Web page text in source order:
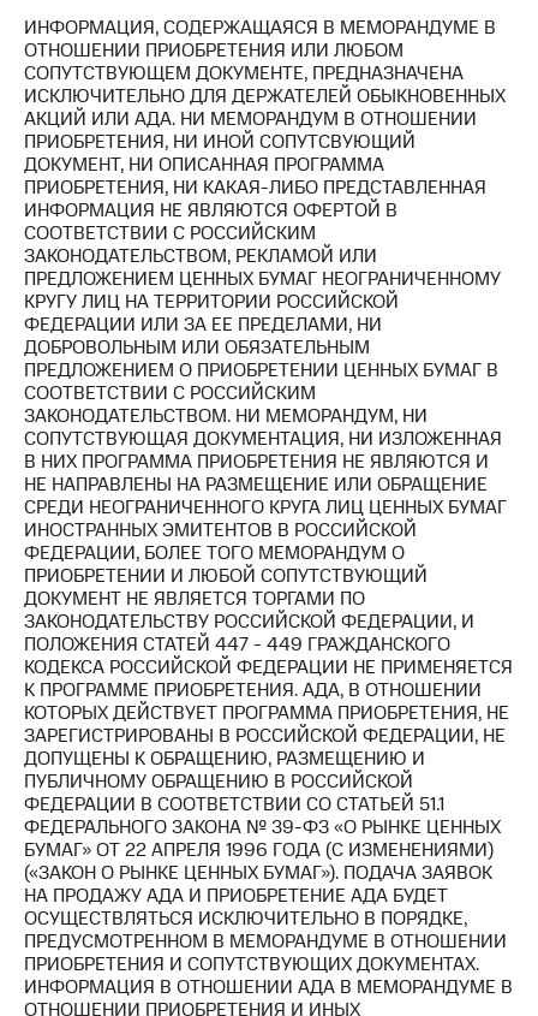
Интервью
Финансовая
отчетность
Контакты
Новости
в
регионе
и акционерам
Корпоративное
управление
Корпоративный
секретарь
Раскрытие
информации
Информация
акционерам
Документы
ПАО
"МТС"
Собрания
акционеров
Личный
кабинет
акционера
Акционерный
капитал
Контроль
и
аудит
Рынок
акций
Описание
Программа
приобретения
Порядок
выкупа
акций
Дивиденды
ИНФОРМАЦИЯ, СОДЕРЖАЩАЯСЯ В МЕМОРАНДУМЕ В
ОТНОШЕНИИ ПРИОБРЕТЕНИЯ ИЛИ ЛЮБОМ
СОПУТСТВУЮЩЕМ ДОКУМЕНТЕ, ПРЕДНАЗНАЧЕНА
ИСКЛЮЧИТЕЛЬНО ДЛЯ ДЕРЖАТЕЛЕЙ ОБЫКНОВЕННЫХ
АКЦИЙ ИЛИ АДА. НИ МЕМОРАНДУМ В ОТНОШЕНИИ
ПРИОБРЕТЕНИЯ, НИ ИНОЙ СОПУТСВУЮЩИЙ
ДОКУМЕНТ, НИ ОПИСАННАЯ ПРОГРАММА
ПРИОБРЕТЕНИЯ, НИ КАКАЯ-ЛИБО ПРЕДСТАВЛЕННАЯ
ИНФОРМАЦИЯ НЕ ЯВЛЯЮТСЯ ОФЕРТОЙ В
СООТВЕТСТВИИ С РОССИЙСКИМ
ЗАКОНОДАТЕЛЬСТВОМ, РЕКЛАМОЙ ИЛИ
ПРЕДЛОЖЕНИЕМ ЦЕННЫХ БУМАГ НЕОГРАНИЧЕННОМУ
КРУГУ ЛИЦ НА ТЕРРИТОРИИ РОССИЙСКОЙ
ФЕДЕРАЦИИ ИЛИ ЗА ЕЕ ПРЕДЕЛАМИ, НИ
ДОБРОВОЛЬНЫМ ИЛИ ОБЯЗАТЕЛЬНЫМ
ПРЕДЛОЖЕНИЕМ О ПРИОБРЕТЕНИИ ЦЕННЫХ БУМАГ В
СООТВЕТСТВИИ С РОССИЙСКИМ
ЗАКОНОДАТЕЛЬСТВОМ. НИ МЕМОРАНДУМ, НИ
СОПУТСТВУЮЩАЯ ДОКУМЕНТАЦИЯ, НИ ИЗЛОЖЕННАЯ
В НИХ ПРОГРАММА ПРИОБРЕТЕНИЯ НЕ ЯВЛЯЮТСЯ И
НЕ НАПРАВЛЕНЫ НА РАЗМЕЩЕНИЕ ИЛИ ОБРАЩЕНИЕ
СРЕДИ НЕОГРАНИЧЕННОГО КРУГА ЛИЦ ЦЕННЫХ БУМАГ
ИНОСТРАННЫХ ЭМИТЕНТОВ В РОССИЙСКОЙ
ФЕДЕРАЦИИ, БОЛЕЕ ТОГО МЕМОРАНДУМ О
ПРИОБРЕТЕНИИ И ЛЮБОЙ СОПУТСТВУЮЩИЙ
ДОКУМЕНТ НЕ ЯВЛЯЕТСЯ ТОРГАМИ ПО
ЗАКОНОДАТЕЛЬСТВУ РОССИЙСКОЙ ФЕДЕРАЦИИ, И
ПОЛОЖЕНИЯ СТАТЕЙ 447 - 449 ГРАЖДАНСКОГО
КОДЕКСА РОССИЙСКОЙ ФЕДЕРАЦИИ НЕ ПРИМЕНЯЕТСЯ
К ПРОГРАММЕ ПРИОБРЕТЕНИЯ. АДА, В ОТНОШЕНИИ
КОТОРЫХ ДЕЙСТВУЕТ ПРОГРАММА ПРИОБРЕТЕНИЯ, НЕ
ЗАРЕГИСТРИРОВАНЫ В РОССИЙСКОЙ ФЕДЕРАЦИИ, НЕ
ДОПУЩЕНЫ К ОБРАЩЕНИЮ, РАЗМЕЩЕНИЮ И
ПУБЛИЧНОМУ ОБРАЩЕНИЮ В РОССИЙСКОЙ
ФЕДЕРАЦИИ В СООТВЕТСТВИИ СО СТАТЬЕЙ 51.1
ФЕДЕРАЛЬНОГО ЗАКОНА № 39-ФЗ «О РЫНКЕ ЦЕННЫХ
БУМАГ» ОТ 22 АПРЕЛЯ 1996 ГОДА (С ИЗМЕНЕНИЯМИ)
(«ЗАКОН О РЫНКЕ ЦЕННЫХ БУМАГ»). ПОДАЧА ЗАЯВОК
НА ПРОДАЖУ АДА И ПРИОБРЕТЕНИЕ АДА БУДЕТ
ОСУЩЕСТВЛЯТЬСЯ ИСКЛЮЧИТЕЛЬНО В ПОРЯДКЕ,
ПРЕДУСМОТРЕННОМ В МЕМОРАНДУМЕ В ОТНОШЕНИИ
ПРИОБРЕТЕНИЯ И СОПУТСТВУЮЩИХ ДОКУМЕНТАХ.
ИНФОРМАЦИЯ В ОТНОШЕНИИ АДА В МЕМОРАНДУМЕ В
ОТНОШЕНИИ ПРИОБРЕТЕНИЯ И ИНЫХ